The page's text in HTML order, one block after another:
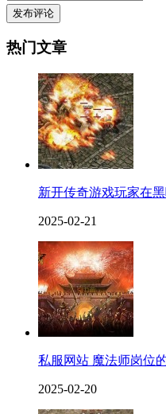
发布评论
热门文章
新开传奇游戏玩家在
2025-02-21
私服网站 魔法师岗位
2025-02-20